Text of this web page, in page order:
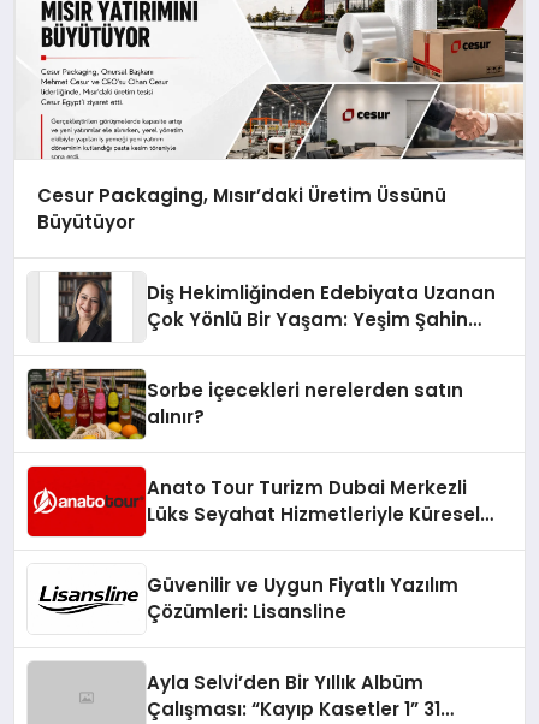
Cesur Packaging, Mısır’daki Üretim Üssünü
Büyütüyor
Diş Hekimliğinden Edebiyata Uzanan
Çok Yönlü Bir Yaşam: Yeşim Şahin
Sorbe içecekleri nerelerden satın
alınır?
Anato Tour Turizm Dubai Merkezli
Lüks Seyahat Hizmetleriyle Küresel
Güvenilir ve Uygun Fiyatlı Yazılım
Çözümleri: Lisansline
Ayla Selvi’den Bir Yıllık Albüm
Çalışması: “Kayıp Kasetler 1” 31